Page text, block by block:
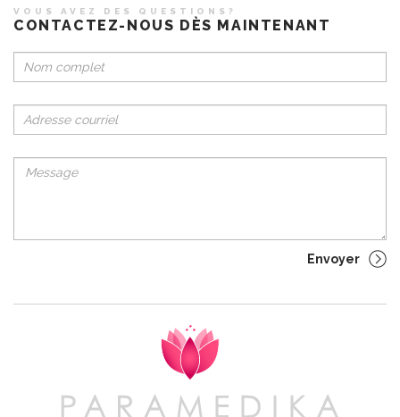
VOUS AVEZ DES QUESTIONS?
CONTACTEZ-NOUS DÈS MAINTENANT